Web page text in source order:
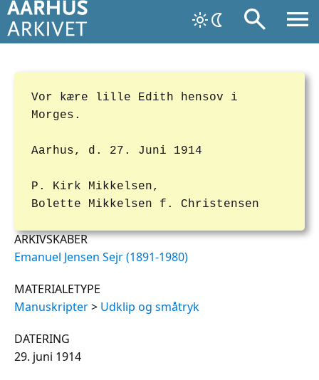
Vor kære lille Edith hensov i
Morges.
Aarhus, d. 27. Juni 1914
P. Kirk Mikkelsen,
Bolette Mikkelsen f. Christensen
ARKIVSKABER
Emanuel Jensen Sejr (1891-1980)
MATERIALETYPE
Manuskripter> Udklip og småtryk
DATERING
29. juni 1914